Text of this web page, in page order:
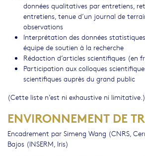
données qualitatives par entretiens,
entretiens, tenue d’un journal de
observations
Interprétation des données statistiques
équipe de soutien à la recherche
Rédaction d’articles scientifiques (en
Participation aux colloques
scientifiques auprès du grand public
(Cette liste n’est ni exhaustive ni limitative.)
ENVIRONNEMENT DE
Encadrement par Simeng Wang (CNRS,
Bajos (INSERM, Iris)